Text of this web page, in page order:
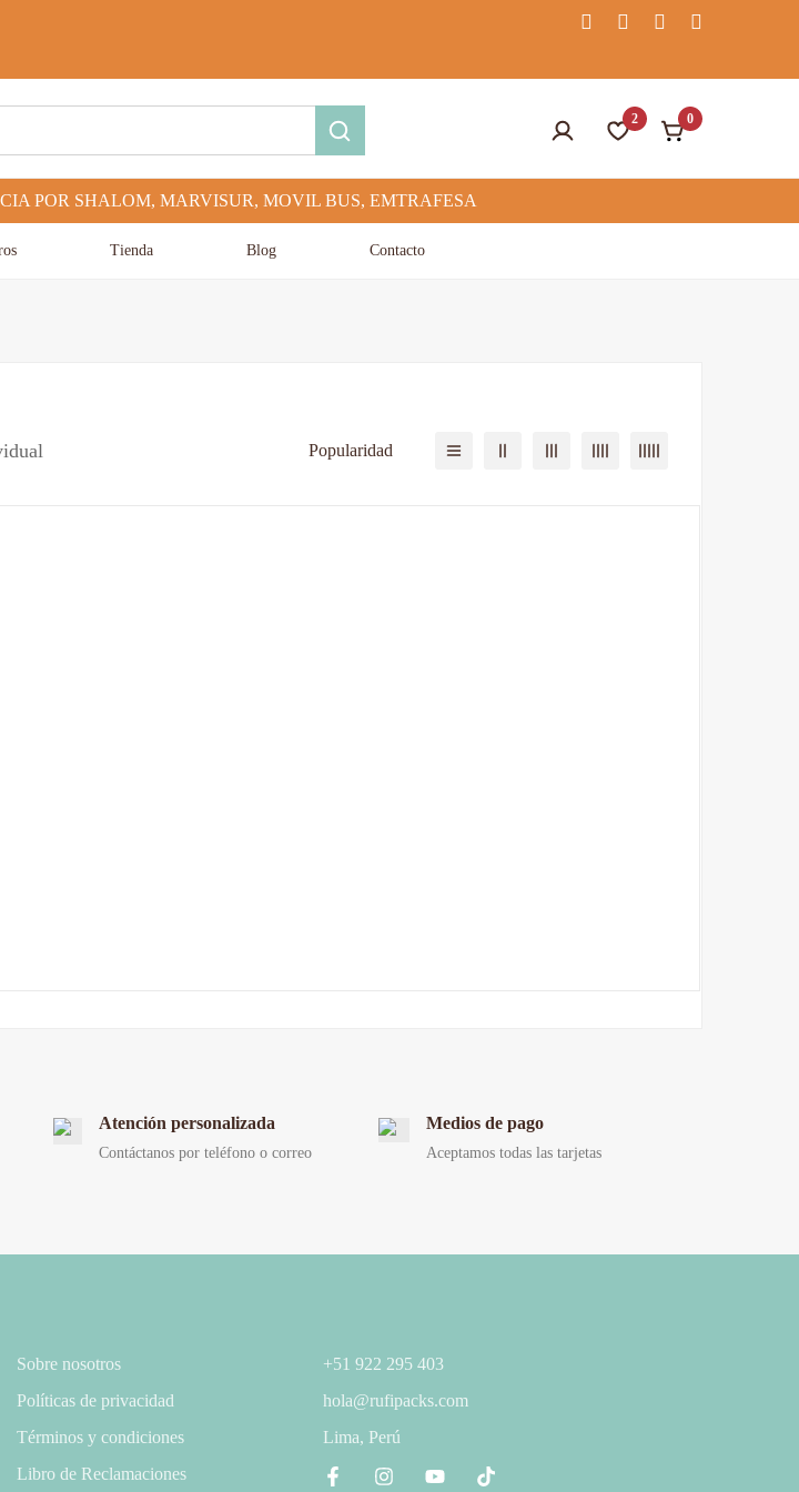
2 0
Tienda Blog Contacto
Popularidad
Atención personalizada
Contáctanos por teléfono o correo
Medios de pago
Aceptamos todas las tarjetas
Sobre nosotros
Políticas de privacidad
Términos y condiciones
Libro de Reclamaciones
+51 922 295 403
hola@rufipacks.com
Lima, Perú